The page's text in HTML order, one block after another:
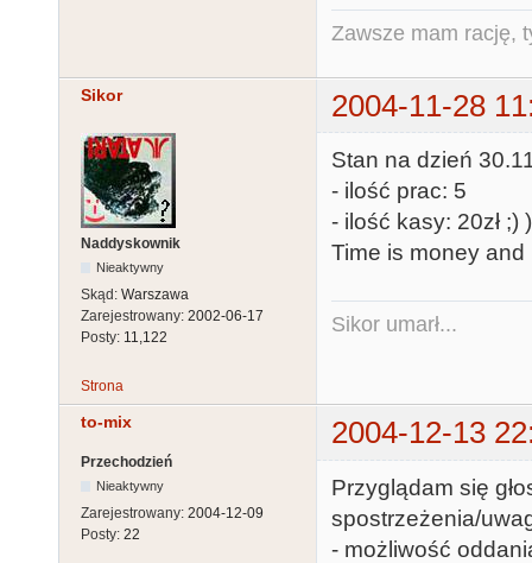
Zawsze mam rację,
Sikor 2004-11-28
Naddyskownik
Nieaktywny
Skąd: Warszawa
Zarejestrowany: 2002-06-17
Posty: 11,122
Stan na dzień
- ilość prac: 5
- ilość kasy: 20zł ;)
Time is money
Sikor umarł...
Strona
to-mix 2004-12-13
Przechodzień
Nieaktywny
Zarejestrowany: 2004-12-09
Posty: 22
Przyglądam się
spostrzeżenia/
- możliwość